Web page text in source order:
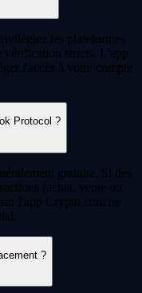
les plateformes
vérification stricts. L'app
l'accès à votre compte
Protocol ?
gratuite. Si des
(achat, vente ou
l'app Crypto.com ne
?